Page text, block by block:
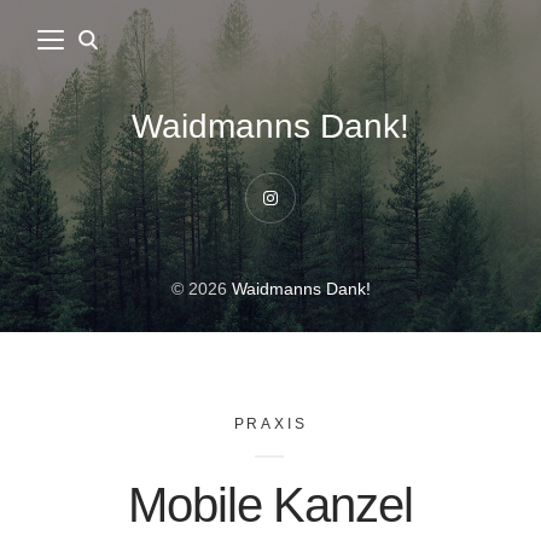
Waidmanns Dank!
Instagram
© 2026Waidmanns Dank!
PRAXIS
Mobile Kanzel